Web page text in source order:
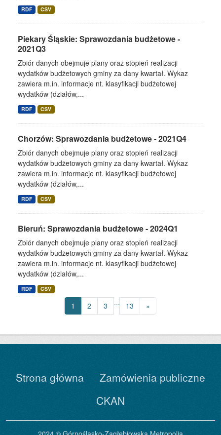
RDF CSV
Piekary Śląskie: Sprawozdania budżetowe -
2021Q3
Zbiór danych obejmuje plany oraz stopień realizacji
wydatków budżetowych gminy za dany kwartał. Wykaz
zawiera m.in. informacje nt. klasyfikacji budżetowej
wydatków (działów,...
RDF CSV
Chorzów: Sprawozdania budżetowe - 2021Q4
Zbiór danych obejmuje plany oraz stopień realizacji
wydatków budżetowych gminy za dany kwartał. Wykaz
zawiera m.in. informacje nt. klasyfikacji budżetowej
wydatków (działów,...
RDF CSV
Bieruń: Sprawozdania budżetowe - 2024Q1
Zbiór danych obejmuje plany oraz stopień realizacji
wydatków budżetowych gminy za dany kwartał. Wykaz
zawiera m.in. informacje nt. klasyfikacji budżetowej
wydatków (działów,...
RDF CSV
1 2 3 ... 13 »
Strona główna
Zamówienia publiczne
CKAN